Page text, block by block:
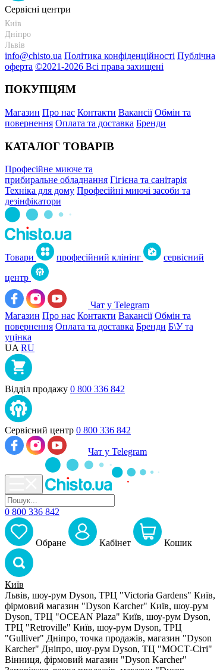
Сервісні центри
Київ
Дніпро
Львів
info@chisto.ua Політика конфіденційності Публічна
оферта ©2021-2026 Всі права захищені
ПОКУПЦЯМ
Магазин Про нас Контакти Вакансії Обмін та
повернення Оплата та доставка Бренди
КАТАЛОГ ТОВАРІВ
Професійне миюче та
прибиральне обладнання Гігієна та санітарія
Техніка для дому Професійні миючі засоби та
дезінфікатори
Товари професійний клінінг
сервісний
центр
Чат у Telegram
Магазин Про нас Контакти Вакансії Обмін та
повернення Оплата та доставка Бренди Б\У та
уцінка
UA RU
Відділ продажу 0 800 336 842
Сервісний центр 0 800 336 842
Чат у Telegram
0 800 336 842
Обране Кабiнет Кошик
Київ
Львів, шоу-рум Dyson, ТРЦ "Victoria Gardens" Київ,
фірмовий магазин "Dyson Karcher" Київ, шоу-рум
Dyson, ТРЦ "OCEAN Plaza" Київ, шоу-рум Dyson,
ТРЦ "Retroville" Київ, шоу-рум Dyson, ТРЦ
"Gulliver" Дніпро, точка продажів, магазин "Dyson
Karcher" Дніпро, шоу-рум Dyson, ТЦ "МОСТ-Сіті"
Вінниця, фірмовий магазин "Dyson Karcher"